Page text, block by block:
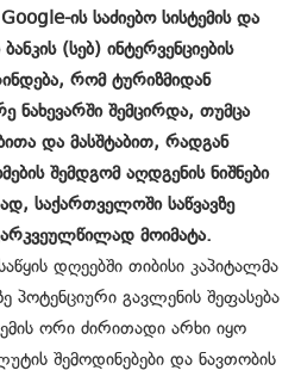
Google-ის საძიებო სისტემის და
(სებ) ინტერვენციების
რომ ტურიზმიდან
ნახევარში შემცირდა, თუმცა
და მასშტაბით, რადგან
შემდგომ აღდგენის ნიშნები
საქართველოში საწვავზე
მოიმატა.
დღეებში თიბისი კაპიტალმა
პოტენციური გავლენის შეფასება
ორი ძირითადი არხი იყო
შემოდინებები და ნავთობის